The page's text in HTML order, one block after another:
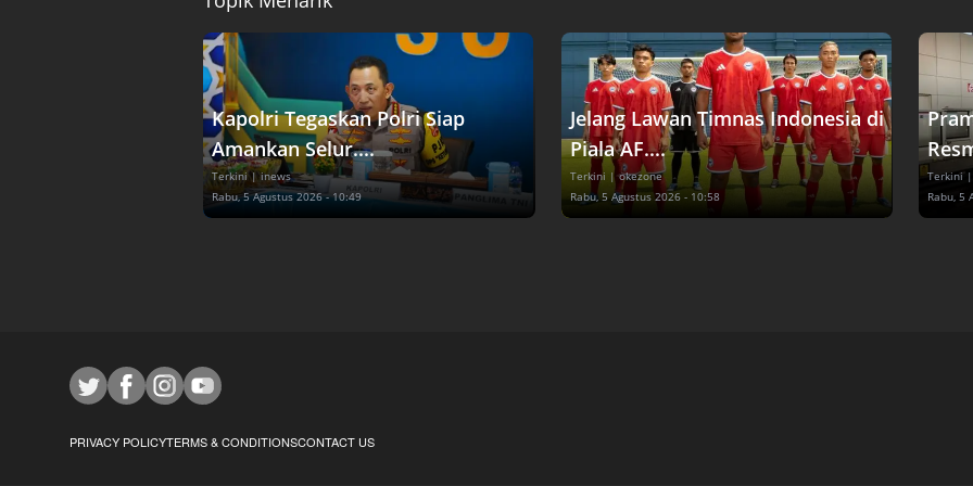
Kapolri Tegaskan Polri Siap
Amankan Selur....
Terkini | inews
Rabu, 5 Agustus 2026 - 10:49
Jelang Lawan Timnas Indonesia di
Piala AF....
Terkini | okezone
Rabu, 5 Agustus 2026 - 10:58
Terkini
Rabu, 5
PRIVACY POLICYTERMS & CONDITIONSCONTACT US